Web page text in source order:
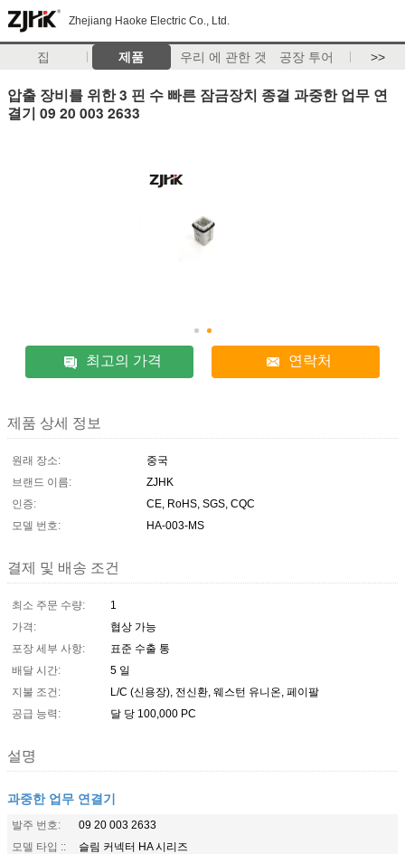
Zhejiang Haoke Electric Co., Ltd.
집 제품 우리 에 관한 것 공장 투어 >>
압출 장비를 위한 3 핀 수 빠른 잠금장치 종결 과중한 업무 연
결기 09 20 003 2633
최고의 가격 연락처
제품 상세 정보
원래 장소:
중국
브랜드 이름:
ZJHK
인증:
CE, RoHS, SGS, CQC
모델 번호:
HA-003-MS
결제 및 배송 조건
최소 주문 수량:
1
가격:
협상 가능
포장 세부 사항:
표준 수출 통
배달 시간:
5 일
지불 조건:
L/C (신용장), 전신환, 웨스턴 유니온, 페이팔
공급 능력:
달 당 100,000 PC
설명
과중한 업무 연결기
발주 번호:
09 20 003 2633
모델 타입 ::
슬림 커넥터 HA 시리즈